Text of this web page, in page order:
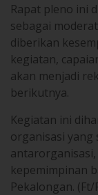
Rapat pleno ini
sebagai
diberikan
kegiatan,
akan menjadi
berikutnya.
Kegiatan ini
organisasi yang
kepemimpinan
Pekalongan. (Ft/